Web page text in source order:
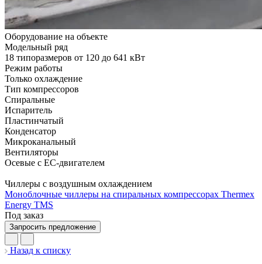
Оборудование на объекте
Модельный ряд
18 типоразмеров от 120 до 641 кВт
Режим работы
Только охлаждение
Тип компрессоров
Спиральные
Испаритель
Пластинчатый
Конденсатор
Микроканальный
Вентиляторы
Осевые с EC-двигателем
Чиллеры с воздушным охлаждением
Моноблочные чиллеры на спиральных компрессорах Thermex
Energy TMS
Под заказ
Запросить предложение
Назад к списку